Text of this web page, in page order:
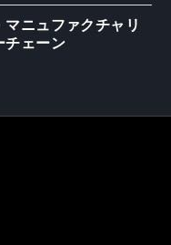
マニュファクチャリ
チェーン